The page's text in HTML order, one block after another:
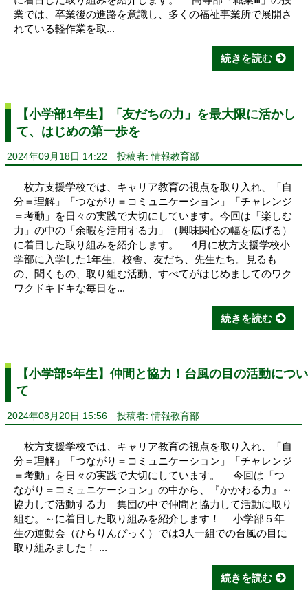
業では、卒業後の進路を意識し、多くの福祉事業所で展開さ
れている軽作業を取...
続きを読む
【小学部1年生】「友だちの力」を最大限に活かし
て、はじめの第一歩を
2024年09月18日 14:22 投稿者: 情報教育部
枚方支援学校では、キャリア教育の視点を取り入れ、「自
分＝理解」「つながり＝コミュニケーション」「チャレンジ
＝考動」を日々の実践で大切にしています。今回は「楽しむ
力」の中の「余暇を活用する力」（興味関心の幅を広げる）
に着目した取り組みを紹介します。 4月に枚方支援学校小
学部に入学した1年生。校舎、友だち、先生たち。見るも
の、聞くもの、取り組む活動、すべてがはじめましてのワク
ワクドキドキな毎日を...
続きを読む
【小学部5年生】仲間と協力！台風の目の活動につい
て
2024年08月20日 15:56 投稿者: 情報教育部
枚方支援学校では、キャリア教育の視点を取り入れ、「自
分＝理解」「つながり＝コミュニケーション」「チャレンジ
＝考動」を日々の実践で大切にしています。 今回は「つ
ながり＝コミュニケーション」の中から、『かかわる力』～
協力して活動する力 集団の中で仲間と協力して活動に取り
組む。～に着目した取り組みを紹介します！ 小学部５年
生の運動会（ひらりんぴっく）では3人一組での台風の目に
取り組みました！ ...
続きを読む